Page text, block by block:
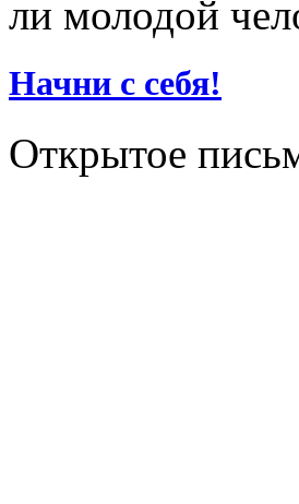
ли молодой
Начни с себя!
Открытое